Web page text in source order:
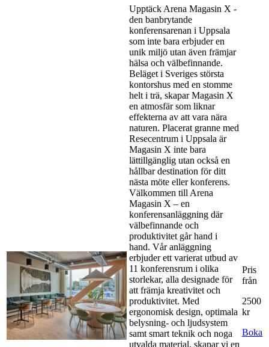
Upptäck Arena Magasin X -
den banbrytande
konferensarenan i Uppsala
som inte bara erbjuder en
unik miljö utan även främjar
hälsa och välbefinnande.
Beläget i Sveriges största
kontorshus med en stomme
helt i trä, skapar Magasin X
en atmosfär som liknar
effekterna av att vara nära
naturen. Placerat granne med
Resecentrum i Uppsala är
Magasin X inte bara
lättillgänglig utan också en
hållbar destination för ditt
nästa möte eller konferens.
Välkommen till Arena
Magasin X – en
konferensanläggning där
välbefinnande och
produktivitet går hand i
hand. Vår anläggning
erbjuder ett varierat utbud av
11 konferensrum i olika
storlekar, alla designade för
att främja kreativitet och
produktivitet. Med
ergonomisk design, optimala
belysning- och ljudsystem
samt smart teknik och noga
utvalda material, skapar vi en
Pris
från
2500
kr
Boka